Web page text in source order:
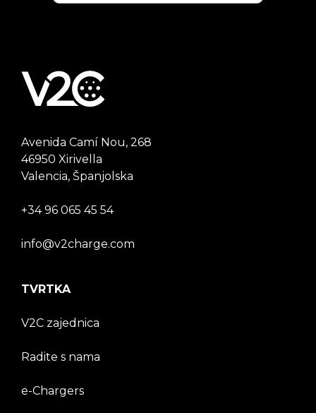
Avenida Camí Nou, 268
46950 Xirivella
Valencia, Španjolska
+34 96 065 45 54
info@v2charge.com
TVRTKA
V2C zajednica
Radite s nama
e-Chargers